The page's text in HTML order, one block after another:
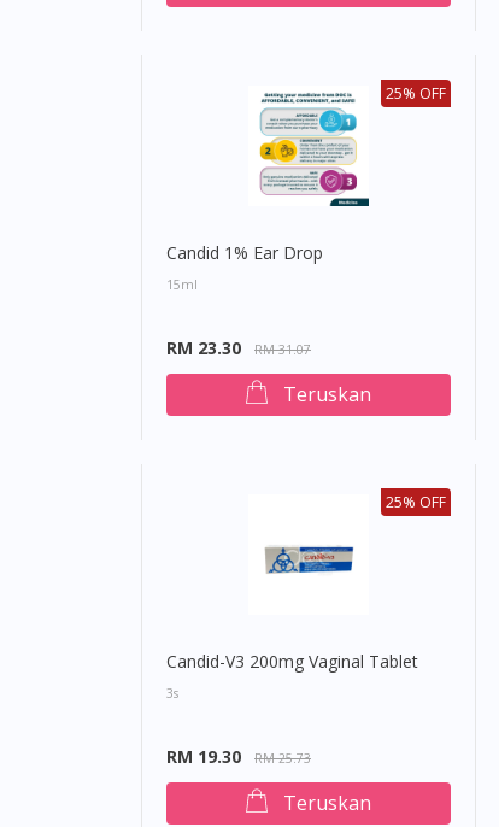
25% OFF
Candid 1% Ear Drop
15ml
RM 23.30 RM 31.07
Teruskan
25% OFF
Candid-V3 200mg Vaginal Tablet
3s
RM 19.30 RM 25.73
Teruskan